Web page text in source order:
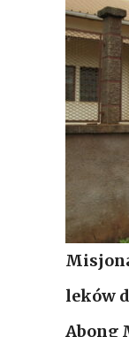
leków
Abong